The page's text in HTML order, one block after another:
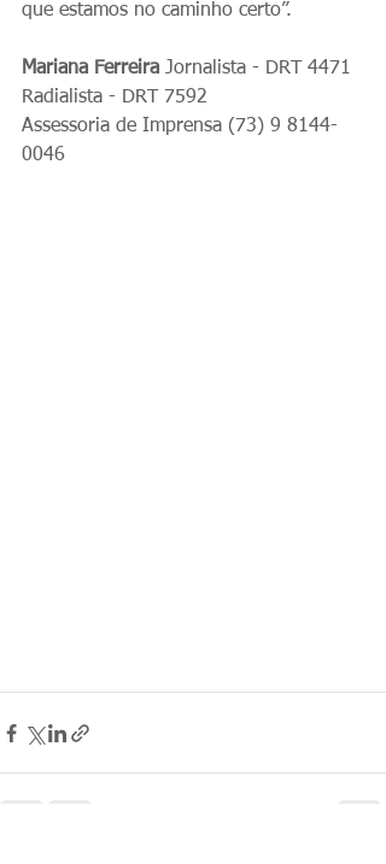
que estamos no caminho certo”.
Mariana Ferreira Jornalista - DRT 4471
Radialista - DRT 7592
Assessoria de Imprensa (73) 9 8144-
0046